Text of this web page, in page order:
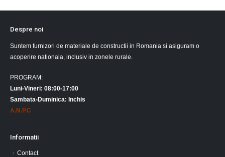
Despre noi
Suntem furnizori de materiale de constructii in Romania si asiguram o
acoperire nationala, inclusiv in zonele rurale.
PROGRAM:
Luni-Vineri: 08:00-17:00
Sambata-Duminica: Inchis
A.N.P.C
Informatii
Contact